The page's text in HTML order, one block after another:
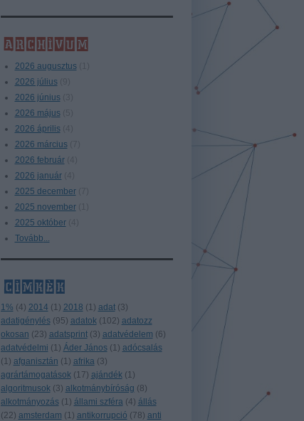
archívum
2026 augusztus
2026 július
2026 június
2026 május
2026 április
2026 március
2026 február
2026 január
2025 december
2025 november
2025 október
Tovább...
címkék
1% (4) 2014 (1) 2018 (1) adat (3)
adatigénylés (95) adatok (102) adatozz
okosan (23) adatsprint (3) adatvédelem (6)
adatvédelmi (1) Áder János (1) adócsalás
(1) afganisztán (1) afrika (3)
agrártámogatások (17) ajándék (1)
algoritmusok (3) alkotmánybíróság ( 8)
alkotmányozás (1) állami szféra (4) állás
(22) amsterdam (1) antikorrupció (78) anti